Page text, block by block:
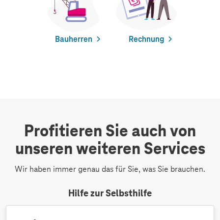
Bauherren Rechnung
Profitieren Sie auch von
unseren weiteren Services
Wir haben immer genau das für Sie, was Sie brauchen.
Hilfe zur Selbsthilfe